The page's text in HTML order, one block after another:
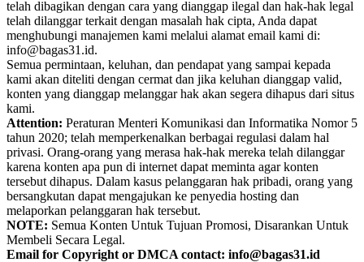
telah dibagikan dengan cara yang dianggap ilegal dan hak-hak legal
telah dilanggar terkait dengan masalah hak cipta, Anda dapat
menghubungi manajemen kami melalui alamat email kami di:
info@bagas31.id.
Semua permintaan, keluhan, dan pendapat yang sampai kepada
kami akan diteliti dengan cermat dan jika keluhan dianggap valid,
konten yang dianggap melanggar hak akan segera dihapus dari situs
kami.
Attention: Peraturan Menteri Komunikasi dan Informatika Nomor 5
tahun 2020; telah memperkenalkan berbagai regulasi dalam hal
privasi. Orang-orang yang merasa hak-hak mereka telah dilanggar
karena konten apa pun di internet dapat meminta agar konten
tersebut dihapus. Dalam kasus pelanggaran hak pribadi, orang yang
bersangkutan dapat mengajukan ke penyedia hosting dan
melaporkan pelanggaran hak tersebut.
NOTE: Semua Konten Untuk Tujuan Promosi, Disarankan Untuk
Membeli Secara Legal.
Email for Copyright or DMCA contact: info@bagas31.id